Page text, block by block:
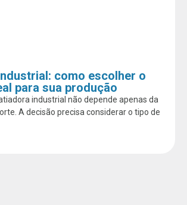
como escolher o
para sua produção
industrial não depende apenas da
A decisão precisa considerar o tipo de